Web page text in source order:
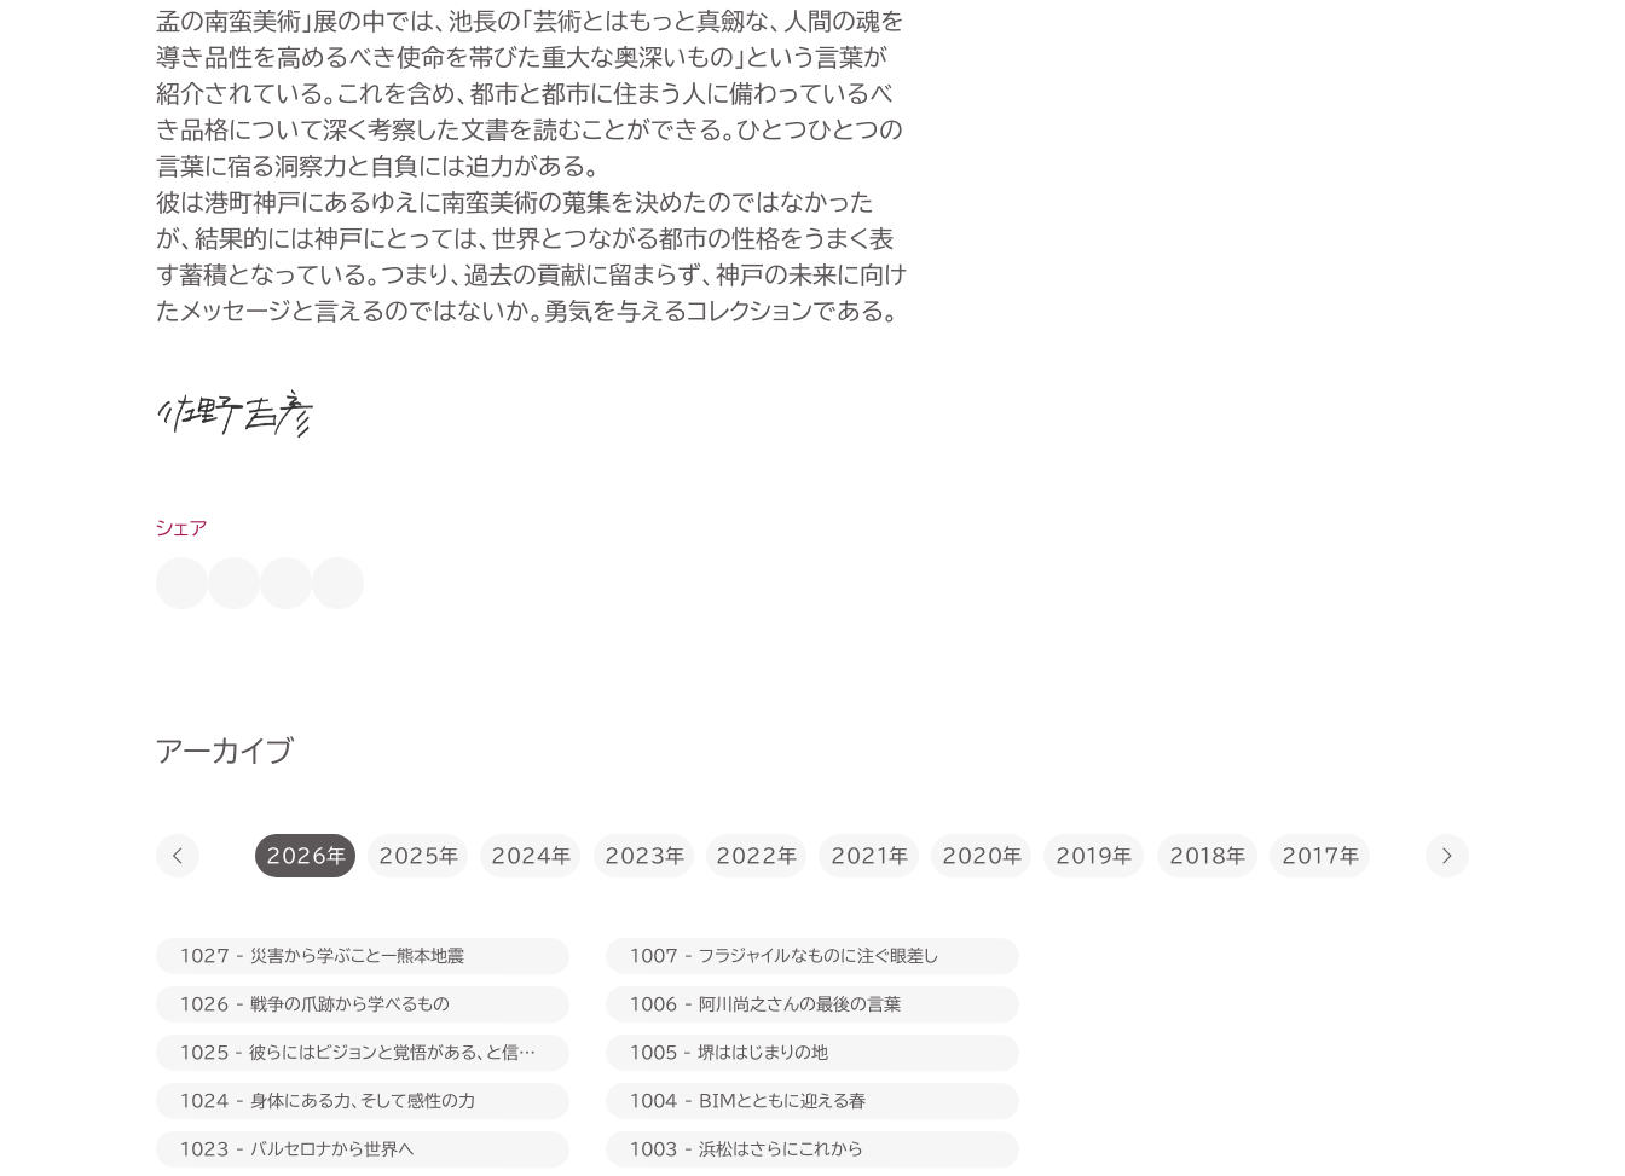
孟の南蛮美術」展の中では、池長の「芸術とはもっと真劔な、人間の魂を
導き品性を高めるべき使命を帯びた重大な奥深いもの」という言葉が
紹介されている。これを含め、都市と都市に住まう人に備わっているべ
き品格について深く考察した文書を読むことができる。ひとつひとつの
言葉に宿る洞察力と自負には迫力がある。
彼は港町神戸にあるゆえに南蛮美術の蒐集を決めたのではなかった
が、結果的には神戸にとっては、世界とつながる都市の性格をうまく表
す蓄積となっている。つまり、過去の貢献に留まらず、神戸の未来に向け
たメッセージと言えるのではないか。勇気を与えるコレクションである。
シェア
アーカイブ
2026年 2025年 2024年 2023年 2022年 2021年 2020年 2019年 2018年 2017年 2016年
1027 - 災害から学ぶことー熊本地震
1026 - 戦争の爪跡から学べるもの
1025 - 彼らにはビジョンと覚悟がある、と信じ
1024 - 身体にある力、そして感性の力
1023 - バルセロナから世界へ
1007 - フラジャイルなものに注ぐ眼差し
1006 - 阿川尚之さんの最後の言葉
1005 - 堺ははじまりの地
1004 - BIMとともに迎える春
1003 - 浜松はさらにこれから